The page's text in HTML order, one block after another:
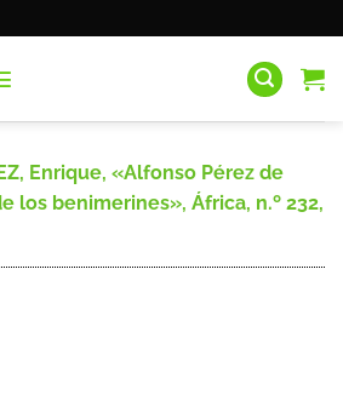
Enrique, «Alfonso Pérez de
los benimerines», África, n.º 232,